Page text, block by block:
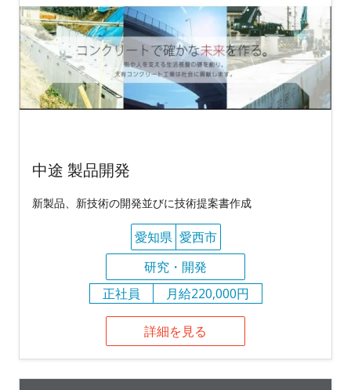
中途 製品開発
新製品、新技術の開発並びに技術提案書作成
愛知県 愛西市
研究・開発
正社員
月給220,000円
詳細を見る